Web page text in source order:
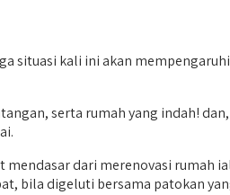
situasi kali ini akan
serta rumah yang indah!
dari merenovasi rumah
bila digeluti bersama patokan